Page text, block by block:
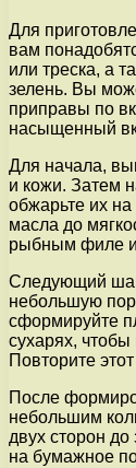
Для
вам
или треска, а
зелень. Вы
приправы по
насыщенный
Для начала,
и кожи. Затем
обжарьте их
масла до
рыбным филе и
Следующий
небольшую
сформируйте
сухарях, чтобы
Повторите
После
небольшим
двух сторон
на бумажное